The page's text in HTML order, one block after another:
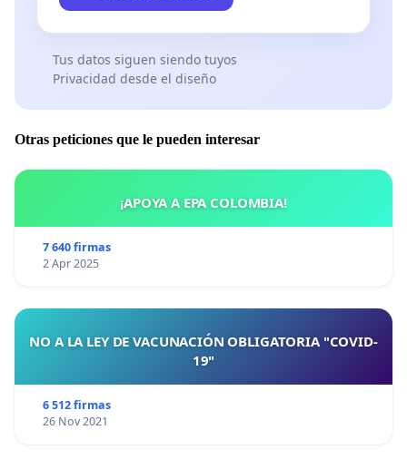
Tus datos siguen siendo tuyos
Privacidad desde el diseño
Otras peticiones que le pueden interesar
¡APOYA A EPA COLOMBIA!
7 640 firmas
2 Apr 2025
NO A LA LEY DE VACUNACIÓN OBLIGATORIA "COVID-
19"
6 512 firmas
26 Nov 2021